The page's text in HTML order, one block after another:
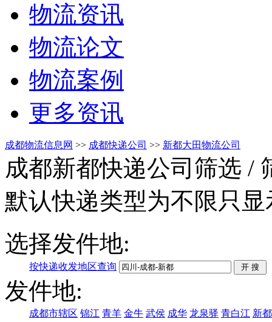
物流资讯
物流论文
物流案例
更多资讯
成都物流信息网 >> 成都快递公司 >> 新都大田物流公司
成都新都快递公司筛选 /
默认快递类型为不限只
选择发件地:
按快递收发地区查询
发件地:
成都市辖区 锦江 青羊 金牛 武侯 成华 龙泉驿 青白江 新都